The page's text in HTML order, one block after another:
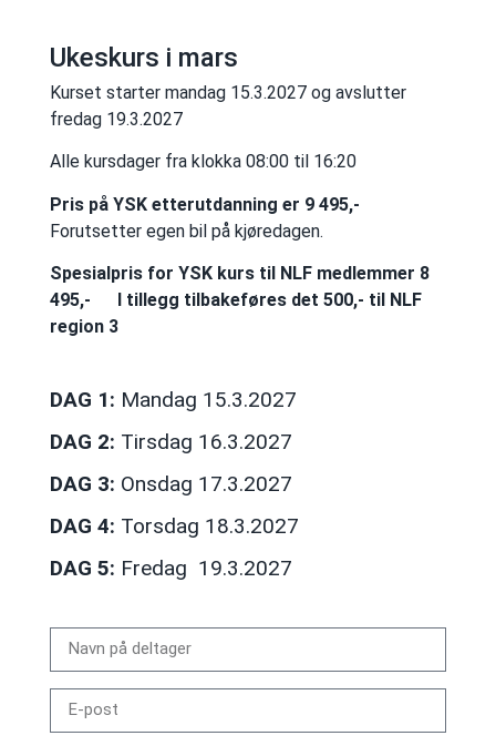
Ukeskurs i mars
Kurset starter mandag 15.3.2027 og avslutter
fredag 19.3.2027
Alle kursdager fra klokka 08:00 til 16:20
Pris på YSK etterutdanning er 9 495,-
Forutsetter egen bil på kjøredagen.
Spesialpris for YSK kurs til NLF medlemmer 8
495,- I tillegg tilbakeføres det 500,- til NLF
region 3
DAG 1: Mandag 15.3.2027
DAG 2: Tirsdag 16.3.2027
DAG 3: Onsdag 17.3.2027
DAG 4: Torsdag 18.3.2027
DAG 5: Fredag 19.3.2027